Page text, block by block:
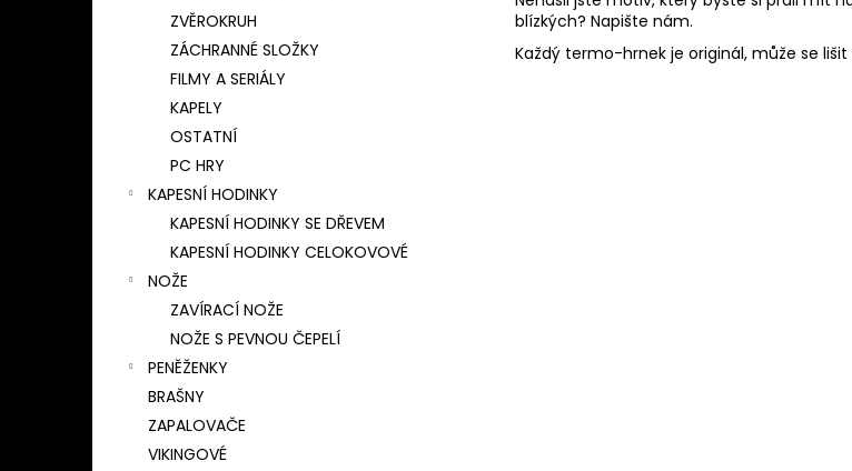
ZVĚROKRUH
ZÁCHRANNÉ SLOŽKY
FILMY A SERIÁLY
KAPELY
OSTATNÍ
PC HRY
KAPESNÍ HODINKY
KAPESNÍ HODINKY SE DŘEVEM
KAPESNÍ HODINKY CELOKOVOVÉ
NOŽE
ZAVÍRACÍ NOŽE
NOŽE S PEVNOU ČEPELÍ
PENĚŽENKY
BRAŠNY
ZAPALOVAČE
VIKINGOVÉ
blízkých? Napište nám.
Každý termo-hrnek je originál, může se